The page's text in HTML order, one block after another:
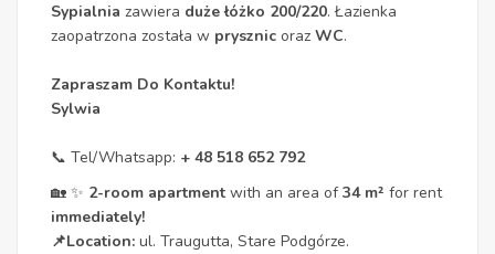
Sypialnia zawiera duże łóżko 200/220. Łazienka
zaopatrzona została w prysznic oraz WC.
Zapraszam Do Kontaktu!
Sylwia
📞 Tel/Whatsapp: + 48 518 652 792
🏡 ✨ 2-room apartment with an area of ​​34 m² for rent
immediately!
📌Location: ul. Traugutta, Stare Podgórze.